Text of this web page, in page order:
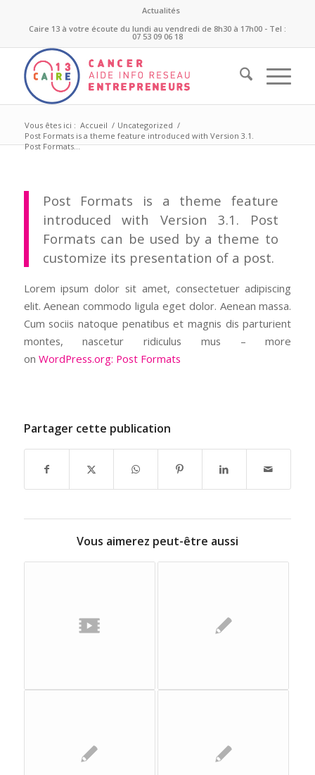
Actualités
Caire 13 à votre écoute du lundi au vendredi de 8h30 à 17h00 - Tel :
07 53 09 06 18
Vous êtes ici : Accueil / Uncategorized /
Post Formats is a theme feature introduced with Version 3.1.
Post Formats...
Post Formats is a theme feature
introduced with Version 3.1. Post
Formats can be used by a theme to
customize its presentation of a post.
Lorem ipsum dolor sit amet, consectetuer adipiscing
elit. Aenean commodo ligula eget dolor. Aenean massa.
Cum sociis natoque penatibus et magnis dis parturient
montes, nascetur ridiculus mus – more
on WordPress.org: Post Formats
Partager cette publication
Vous aimerez peut-être aussi